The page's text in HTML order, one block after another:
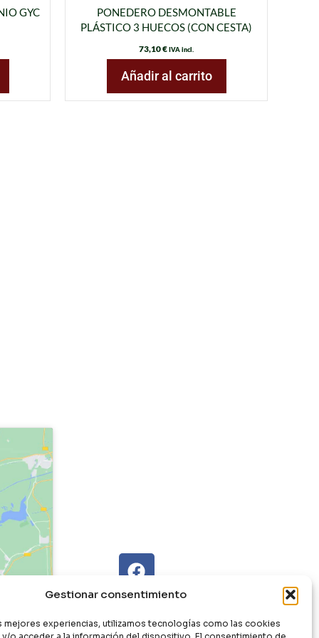
Gestionar consentimiento
mejores experiencias, utilizamos tecnologías como las cookies
GYC
PONEDERO DESMONTABLE
PLÁSTICO 3 HUECOS (CON CESTA)
73,10€IVA incl.
Añadir al carrito